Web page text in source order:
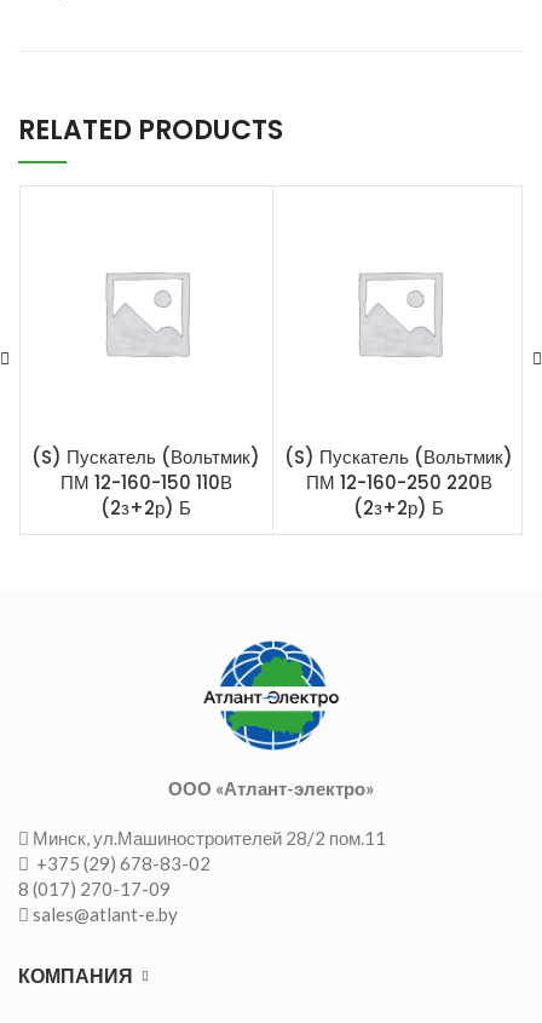
RELATED PRODUCTS
(S) Пускатель (Вольтмик)
ПМ 12-160-150 110В
(2з+2р) Б
(S) Пускатель (Вольтмик)
ПМ 12-160-250 220В
(2з+2р) Б
ООО «Атлант-электро»
Минск, ул.Машиностроителей 28/2 пом.11
+375 (29) 678-83-02
8 (017) 270-17-09
sales@atlant-e.by
КОМПАНИЯ